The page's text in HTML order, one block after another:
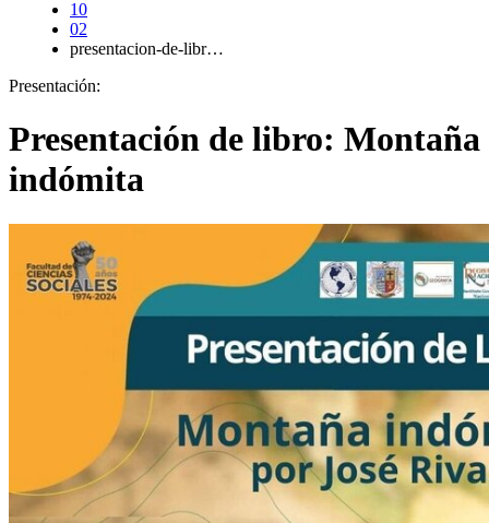
10
02
presentacion-de-libr…
Presentación:
Presentación de libro: Montaña
indómita